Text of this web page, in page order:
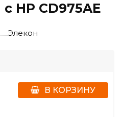
HP CD975AE
Элекон
В КОРЗИНУ